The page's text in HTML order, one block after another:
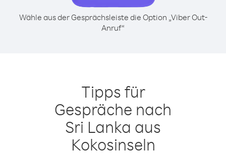
Wähle aus der Gesprächsleiste die Option „Viber Out-
Anruf“
Tipps für
Gespräche nach
Sri Lanka aus
Kokosinseln